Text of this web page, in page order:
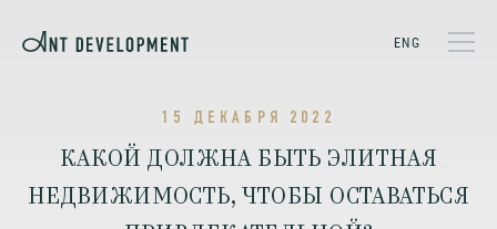
ENG
15 ДЕКАБРЯ 2022
КАКОЙ ДОЛЖНА БЫТЬ ЭЛИТНАЯ
НЕДВИЖИМОСТЬ, ЧТОБЫ ОСТАВАТЬСЯ